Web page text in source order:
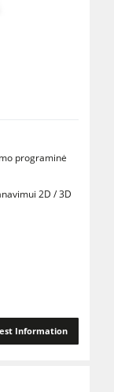
programinė
2D / 3D
Information